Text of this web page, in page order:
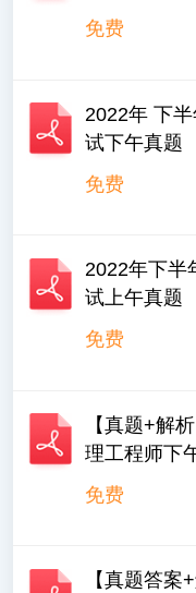
免费
2022年 下
试下午真题
免费
2022年下半
试上午真题
免费
【真题+解
理工程师下
免费
【真题答